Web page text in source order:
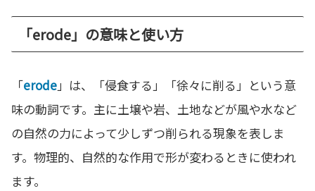
「erode」の意味と使い方
「erode」は、「侵食する」「徐々に削る」という意
味の動詞です。主に土壌や岩、土地などが風や水など
の自然の力によって少しずつ削られる現象を表しま
す。物理的、自然的な作用で形が変わるときに使われ
ます。